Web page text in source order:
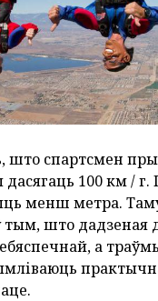
што спартсмен
дасягаць 100 км /
менш метра.
тым, што
а